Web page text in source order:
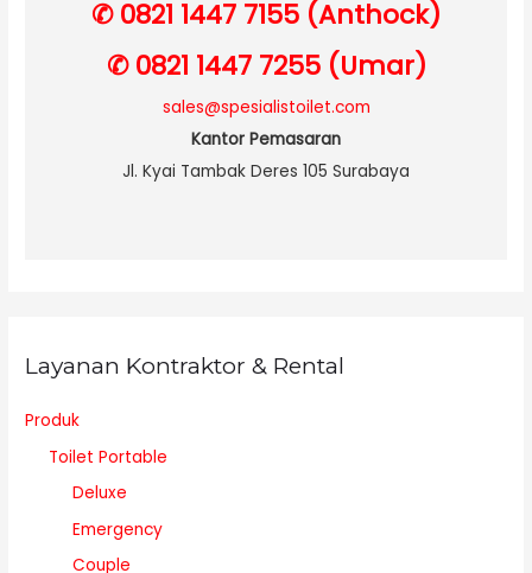
✆ 0821 1447 7155 (Anthock)
✆ 0821 1447 7255 (Umar)
sales@spesialistoilet.com
Kantor Pemasaran
Jl. Kyai Tambak Deres 105 Surabaya
Layanan Kontraktor & Rental
Produk
Toilet Portable
Deluxe
Emergency
Couple